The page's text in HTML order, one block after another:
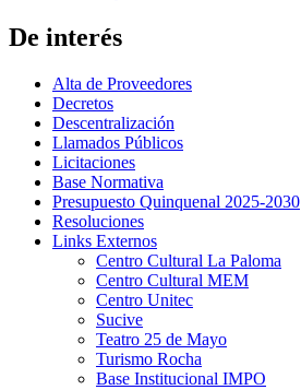
De interés
Alta de Proveedores
Decretos
Descentralización
Llamados Públicos
Licitaciones
Base Normativa
Presupuesto Quinquenal 2025-2030
Resoluciones
Links Externos
Centro Cultural La Paloma
Centro Cultural MEM
Centro Unitec
Sucive
Teatro 25 de Mayo
Turismo Rocha
Base Institucional IMPO